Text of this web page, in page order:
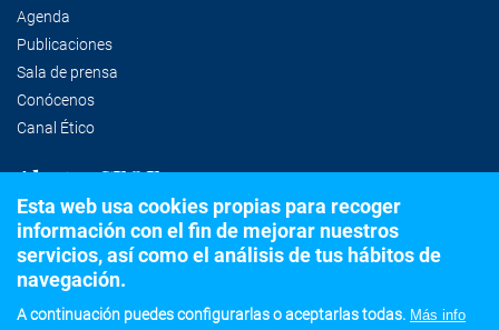
Agenda
Publicaciones
Sala de prensa
Conócenos
Canal Ético
Alertas CEOE
Suscríbete a la newsletter
Esta web usa cookies propias para recoger
información con el fin de mejorar nuestros
servicios, así como el análisis de tus hábitos de
navegación.
A continuación puedes configurarlas o aceptarlas todas. Más info